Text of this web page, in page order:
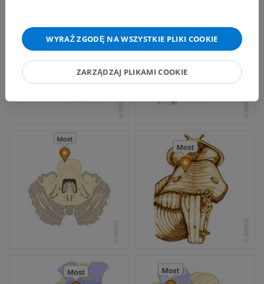
WYRAŹ ZGODĘ NA WSZYSTKIE PLIKI COOKIE
ZARZĄDZAJ PLIKAMI COOKIE